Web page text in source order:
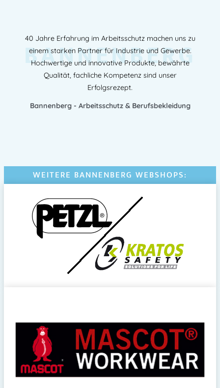
40 Jahre Erfahrung im Arbeitsschutz machen uns zu
einem starken Partner für Industrie und Gewerbe.
Hochwertige und innovative Produkte, bewährte
Qualität, fachliche Kompetenz sind unser
Erfolgsrezept.
Bannenberg - Arbeitsschutz & Berufsbekleidung
BANNENBERG
WEITERE BANNENBERG WEBSHOPS: